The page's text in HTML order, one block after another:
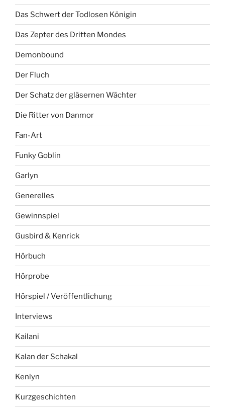
Das Schwert der Todlosen Königin
Das Zepter des Dritten Mondes
Demonbound
Der Fluch
Der Schatz der gläsernen Wächter
Die Ritter von Danmor
Fan-Art
Funky Goblin
Garlyn
Generelles
Gewinnspiel
Gusbird & Kenrick
Hörbuch
Hörprobe
Hörspiel / Veröffentlichung
Interviews
Kailani
Kalan der Schakal
Kenlyn
Kurzgeschichten